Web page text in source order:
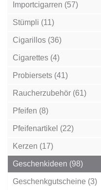
Importcigarren (57)
Stümpli (11)
Cigarillos (36)
Cigarettes (4)
Probiersets (41)
Raucherzubehör (61)
Pfeifen (8)
Pfeifenartikel (22)
Kerzen (17)
Geschenkideen (98)
Geschenkgutscheine (3)